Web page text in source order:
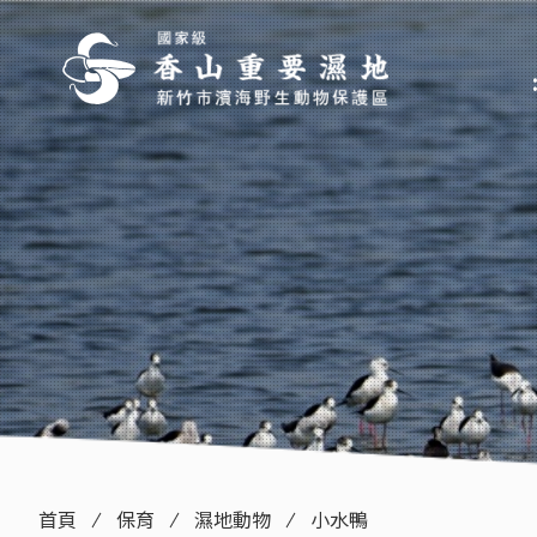
首頁 保育 濕地動物 小水鴨